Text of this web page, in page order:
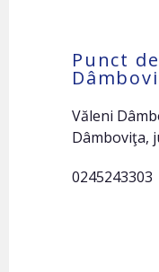
Punct
Văleni
Dâmboviţa,
0245243303